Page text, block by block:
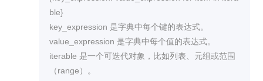
ble}
key_expression 是字典中每个键的表达式。
value_expression 是字典中每个值的表达式。
iterable 是一个可迭代对象，比如列表、元组或范围
（range）。